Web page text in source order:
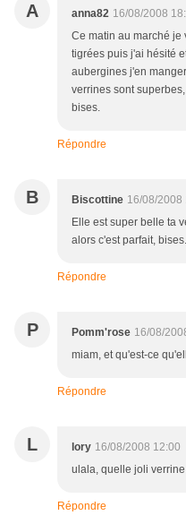
A anna82 16/08/2008
Ce matin au marché
tigrées puis j'ai hésité
aubergines j'en
verrines sont
bises.
Répondre
B Biscottine 16/08/2008
Elle est super belle ta
alors c'est parfait, bises.
Répondre
P Pomm'rose 16/08/
miam, et qu'est-ce
Répondre
L lory 16/08/2008 12:00
ulala, quelle joli verrine
Répondre